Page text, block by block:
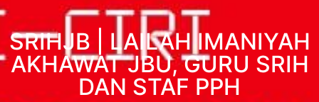
SRIHJB | LAILAH IMANIYAH
AKHAWAT JBU, GURU SRIH
DAN STAF PPH